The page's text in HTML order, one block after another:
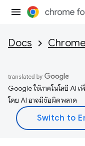
Docs
Google ใช้เทคโนโลยี AI
โดย AI อาจมีข้อผิดพลาด